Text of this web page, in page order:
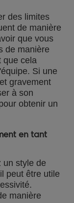
des limites
de manière
que vous
de manière
que cela
Si une
gravement
à son
obtenir un
en tant
un style de
peut être utile
manière